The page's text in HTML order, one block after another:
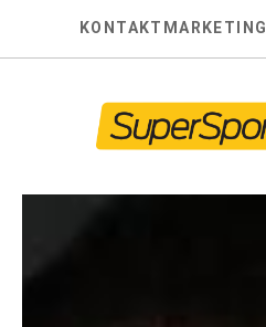
KONTAKT MARKETING